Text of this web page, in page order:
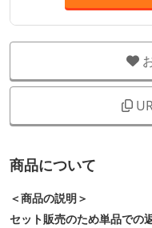
商品について
＜商品の説明＞
セット販売のため単品での